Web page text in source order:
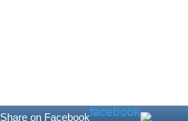
Share on Facebook